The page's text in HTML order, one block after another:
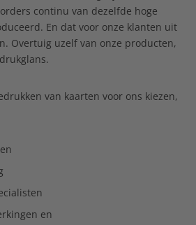
continu van dezelfde hoge
En dat voor onze klanten uit
Overtuig uzelf van onze producten,
van kaarten voor ons kiezen,
en